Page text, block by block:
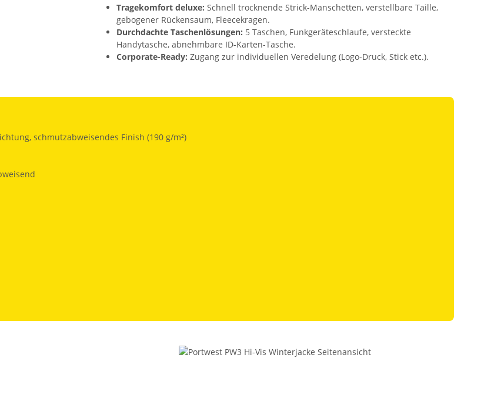
Tragekomfort deluxe: Schnell trocknende Strick-Manschetten, verstellbare Taille,
gebogener Rückensaum, Fleecekragen.
Durchdachte Taschenlösungen: 5 Taschen, Funkgeräteschlaufe, versteckte
Handytasche, abnehmbare ID-Karten-Tasche.
Corporate-Ready: Zugang zur individuellen Veredelung (Logo-Druck, Stick etc.).
schmutzabweisendes Finish (190 g/m²)